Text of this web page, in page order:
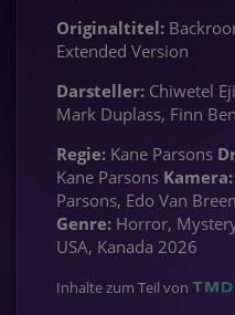
Originaltitel:
Extended Version
Darsteller: Chiwetel
Mark Duplass, Finn
Regie: Kane Parsons
Kane Parsons Kamera:
Parsons, Edo Van
Genre: Horror,
USA, Kanada 2026
Inhalte zum Teil von